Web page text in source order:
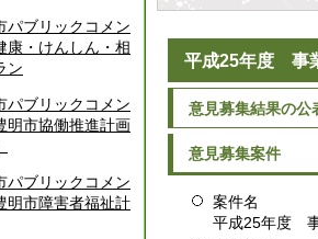
パブリックコメン
・けんしん・相
ン
パブリックコメン
市協働推進計画
パブリックコメン
市障害者福祉計
平成25年度 事
意見募集結果の公
意見募集案件
案件名
平成25年度 事